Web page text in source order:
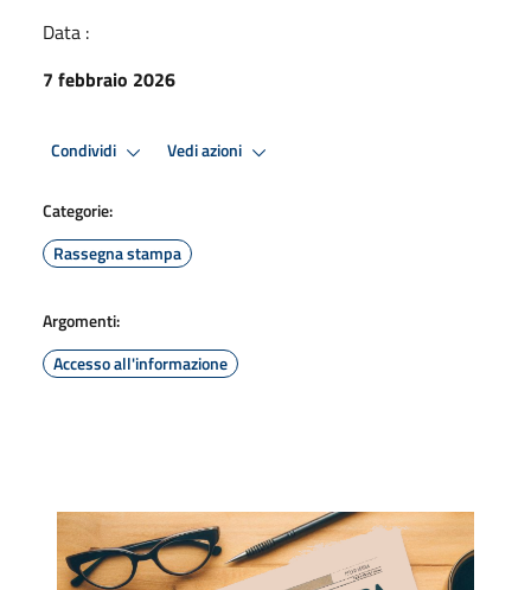
Data :
7 febbraio 2026
Condividi Vedi azioni
Categorie:
Rassegna stampa
Argomenti:
Accesso all'informazione